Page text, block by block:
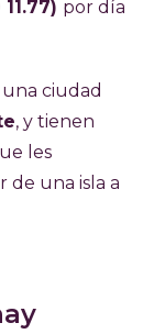
11.77) por día
ciudad
, y tienen
les
de una isla a